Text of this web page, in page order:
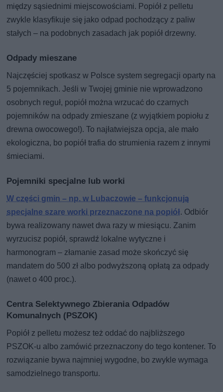
między sąsiednimi miejscowościami. Popiół z pelletu
zwykle klasyfikuje się jako odpad pochodzący z paliw
stałych – na podobnych zasadach jak popiół drzewny.
Odpady mieszane
Najczęściej spotkasz w Polsce system segregacji oparty na
5 pojemnikach. Jeśli w Twojej gminie nie wprowadzono
osobnych reguł, popiół można wrzucać do czarnych
pojemników na odpady zmieszane (z wyjątkiem popiołu z
drewna owocowego!). To najłatwiejsza opcja, ale mało
ekologiczna, bo popiół trafia do strumienia razem z innymi
śmieciami.
Pojemniki specjalne lub worki
W części gmin – np. w Lubaczowie – funkcjonują
specjalne szare worki przeznaczone na popiół. Odbiór
bywa realizowany nawet dwa razy w miesiącu. Zanim
wyrzucisz popiół, sprawdź lokalne wytyczne i
harmonogram – złamanie zasad może skończyć się
mandatem do 500 zł albo podwyższoną opłatą za odpady
(nawet o 400 proc.).
Centra Selektywnego Zbierania Odpadów
Komunalnych (PSZOK)
Popiół z pelletu możesz też oddać do najbliższego
PSZOK-u albo zamówić przeznaczony do tego kontener. To
rozwiązanie bywa najmniej wygodne, bo zwykle wymaga
samodzielnego transportu.